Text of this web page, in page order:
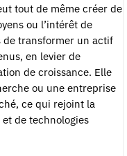
tout de même créer de
ou l’intérêt de
de transformer un actif
en levier de
de croissance. Elle
ou une entreprise
ce qui rejoint la
de technologies